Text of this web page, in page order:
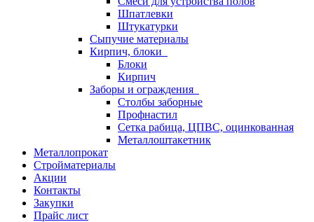
Шпатлевки
Штукатурки
Сыпучие материалы
Кирпич, блоки
Блоки
Кирпич
Заборы и ограждения
Столбы заборные
Профнастил
Сетка рабица, ЦПВС, оцинкованная
Металлоштакетник
Металлопрокат
Стройматериалы
Акции
Контакты
Закупки
Прайс лист